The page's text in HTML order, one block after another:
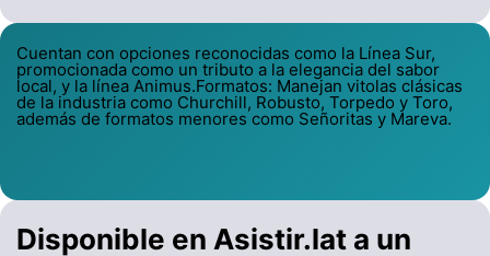
Cuentan con opciones reconocidas como la Línea Sur,
promocionada como un tributo a la elegancia del sabor
local, y la línea Animus.Formatos: Manejan vitolas clásicas
de la industria como Churchill, Robusto, Torpedo y Toro,
además de formatos menores como Señoritas y Mareva.
Disponible en Asistir.lat a un